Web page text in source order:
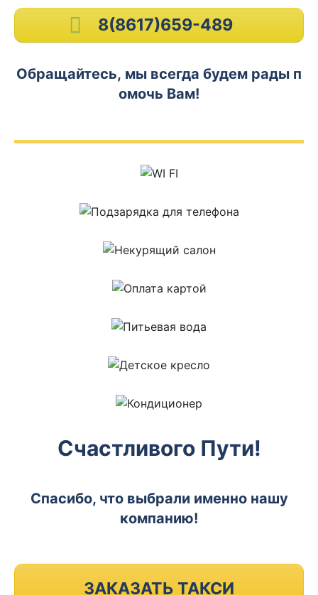
8(8617)659-489
Обращайтесь, мы всегда будем рады п
омочь Вам!
Счастливого Пути!
Спасибо, что выбрали именно нашу
компанию!
ЗАКАЗАТЬ ТАКСИ